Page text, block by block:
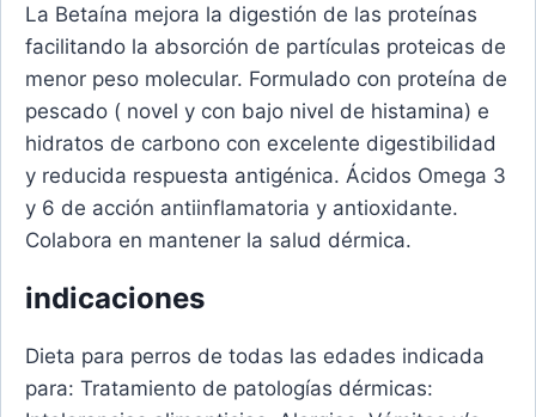
La Betaína mejora la digestión de las proteínas
facilitando la absorción de partículas proteicas de
menor peso molecular. Formulado con proteína de
pescado ( novel y con bajo nivel de histamina) e
hidratos de carbono con excelente digestibilidad
y reducida respuesta antigénica. Ácidos Omega 3
y 6 de acción antiinflamatoria y antioxidante.
Colabora en mantener la salud dérmica.
indicaciones
Dieta para perros de todas las edades indicada
para: Tratamiento de patologías dérmicas: